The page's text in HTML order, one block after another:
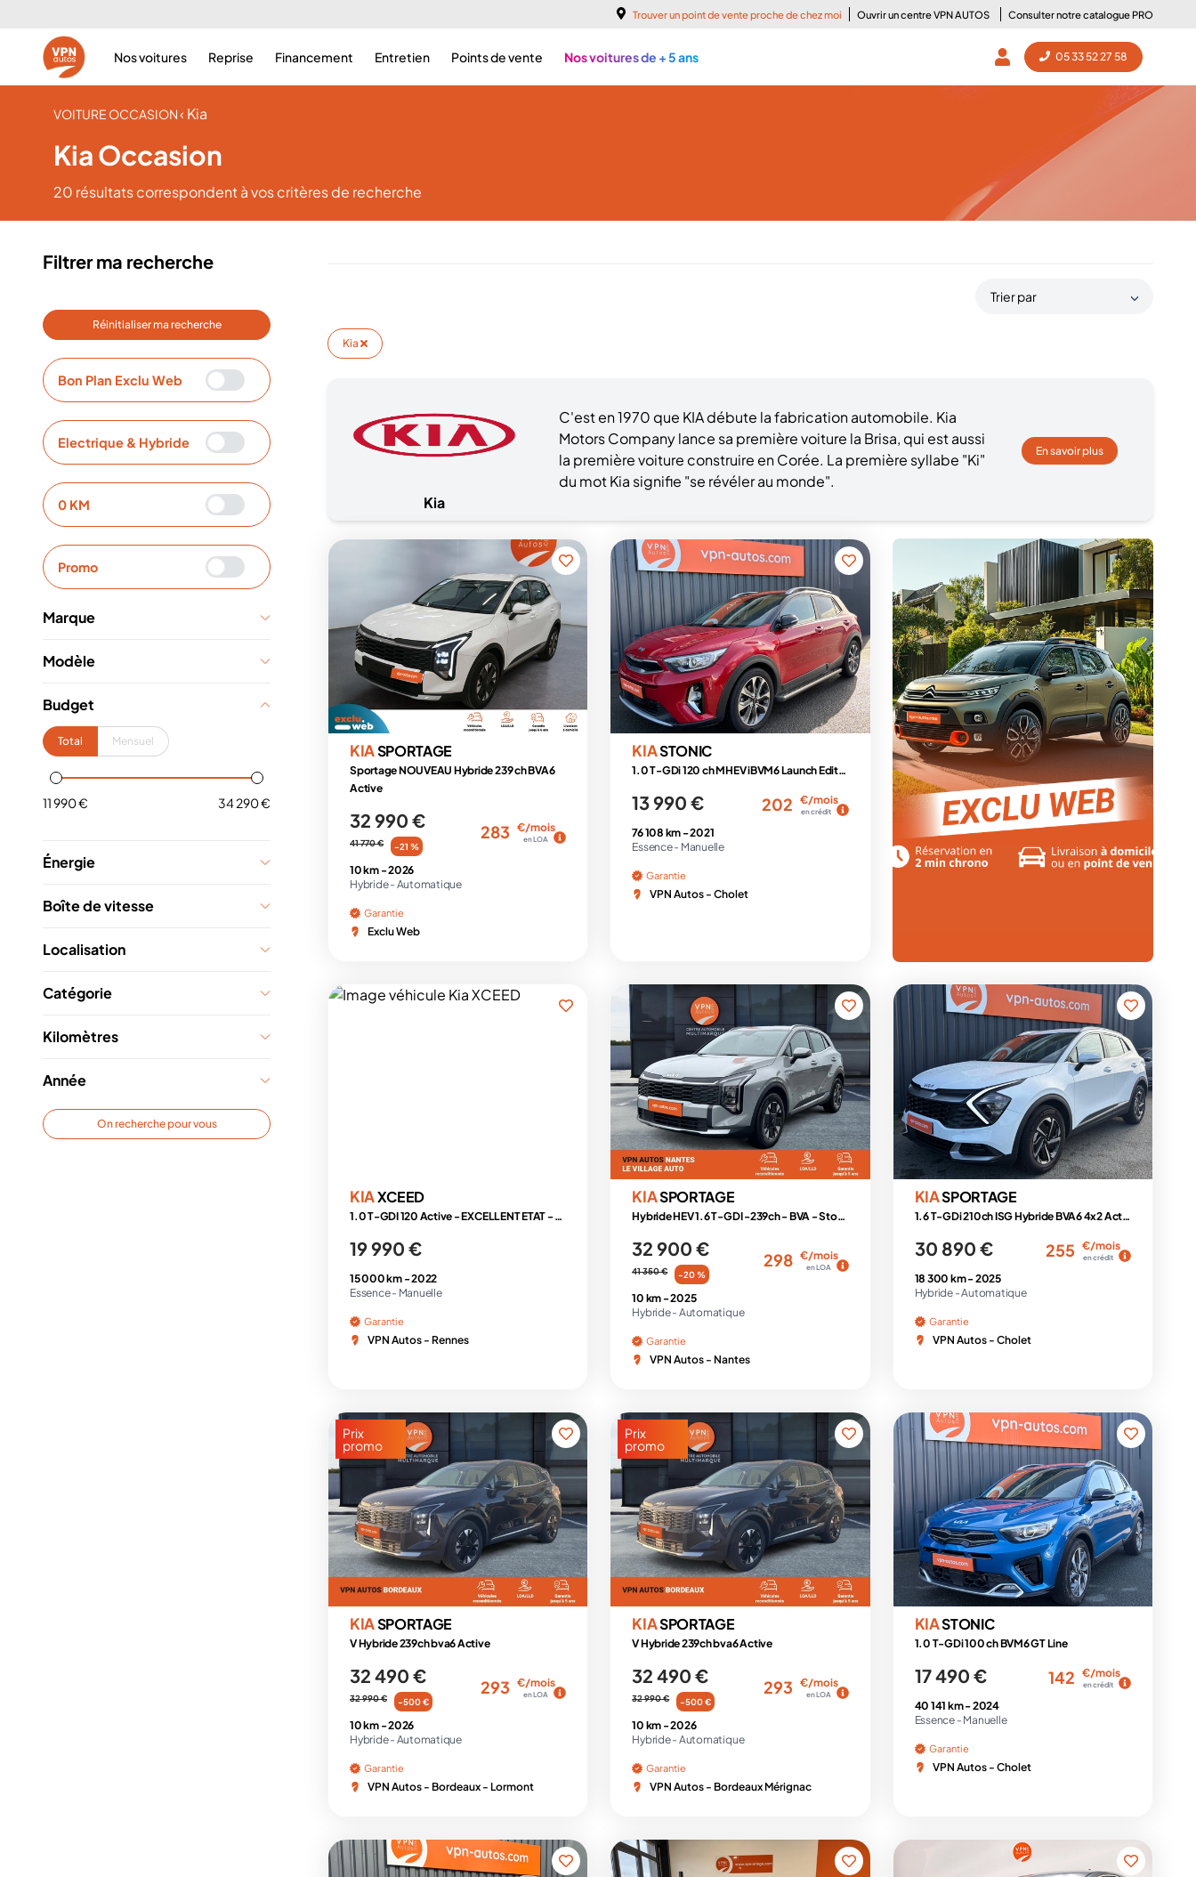
Trouver un point de vente proche de chez moi Ouvrir un centre VPN AUTOS Consulter notre catalogue PRO
05 33 52 27 58
Nos voitures Reprise Financement Entretien Points de vente Nos voitures de + 5 ans
VOITURE OCCASION‹ Kia
Kia Occasion
20 résultatscorrespondent à vos critères de recherche
Filtrer ma recherche
Réinitialiser ma recherche
Bon Plan Exclu Web
Electrique & Hybride
0 KM
Promo
Marque
Modèle
Budget
Total Mensuel
11 990 € 34 290 €
Énergie
Boîte de vitesse
Localisation
Catégorie
Kilomètres
Année
On recherche pour vous
Trier par
Kia
Kia
C'est en 1970 que KIA débute la fabrication automobile. Kia
Motors Company lance sa première voiture la Brisa, qui est aussi
la première voiture construire en Corée. La première syllabe "Ki"
du mot Kia signifie "se révéler au monde".
En savoir plus
KIASPORTAGE
Sportage NOUVEAU Hybride 239 ch BVA6
Active
32 990 €
41 770 € -21 %
283 €/mois
en LOA
10 km -2026
Hybride - Automatique
Garantie
Exclu Web
KIASTONIC
1.0 T-GDi 120 ch MHEV iBVM6 Launch Edition
13 990 € 202 €/mois
en crédit
76 108 km -2021
Essence - Manuelle
Garantie
VPN Autos - Cholet
KIAXCEED
1.0 T-GDI 120 Active - EXCELLENT ETAT - TVA RÉCUPÉRABLE
19 990 €
15 000 km -2022
Essence - Manuelle
Garantie
VPN Autos - Rennes
KIASPORTAGE
Hybride HEV 1.6 T-GDI -239ch - BVA - Stop&Go 4x2 V 2022 Active PHASE 2
32 900 €
41 350 € -20 %
298 €/mois
en LOA
10 km -2025
Hybride - Automatique
Garantie
VPN Autos - Nantes
KIASPORTAGE
1.6 T-GDi 210ch ISG Hybride BVA6 4x2 Active
30 890 € 255 €/mois
en crédit
18 300 km -2025
Hybride -Automatique
Garantie
VPN Autos - Cholet
Prix
promo
KIASPORTAGE
V Hybride 239ch bva6 Active
32 490 €
32 990 € -500 €
293 €/mois
en LOA
10 km -2026
Hybride - Automatique
Garantie
VPN Autos - Bordeaux - Lormont
Prix
promo
KIASPORTAGE
V Hybride 239ch bva6 Active
32 490 €
32 990 € -500 €
293 €/mois
en LOA
10 km -2026
Hybride - Automatique
Garantie
VPN Autos - Bordeaux Mérignac
KIASTONIC
1.0 T-GDi 100 ch BVM6 GT Line
17 490 € 142 €/mois
en crédit
40 141 km -2024
Essence - Manuelle
Garantie
VPN Autos - Cholet